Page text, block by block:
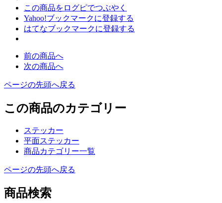
この商品をログピでつぶやく
Yahoo!ブックマークに登録する
はてなブックマークに登録する
前の商品へ
次の商品へ
ページの先頭へ戻る
この商品のカテゴリー
ステッカー
平面ステッカー
商品カテゴリー一覧
ページの先頭へ戻る
商品検索